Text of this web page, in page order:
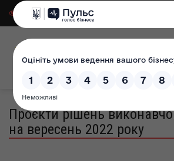
Для слабозорих|
Проєкти рішень
на вересень 2022 року